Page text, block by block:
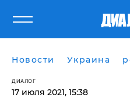
Новости Украина
ДИАЛОГ
17 июля 2021, 15:38